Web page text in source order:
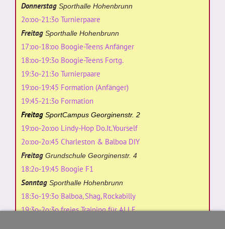
Donnerstag Sporthalle Hohenbrunn
2o:oo-21:3o Turnierpaare
Freitag Sporthalle Hohenbrunn
17:oo-18:oo Boogie-Teens Anfänger
18:oo-19:3o Boogie-Teens Fortg.
19:3o-21:3o Turnierpaare
19:oo-19:45 Formation (Anfänger)
19:45-21:3o Formation
Freitag SportCampus Georginenstr. 2
19:oo-2o:oo Lindy-Hop Do.It.Yourself
2o:oo-2o:45 Charleston & Balboa DIY
Freitag Grundschule Georginenstr. 4
18:2o-19:45 Boogie F1
Sonntag Sporthalle Hohenbrunn
18:3o-19:3o Balboa, Shag, Rockabilly
19:3o-2o:3o freies Training für ALLE